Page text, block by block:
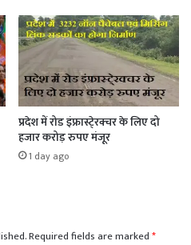
प्रदेश में रोड इंफ्रास्टे्रक्चर के लिए दो
हजार करोड़ रुपए मंजूर
1 day ago
Required fields are marked*